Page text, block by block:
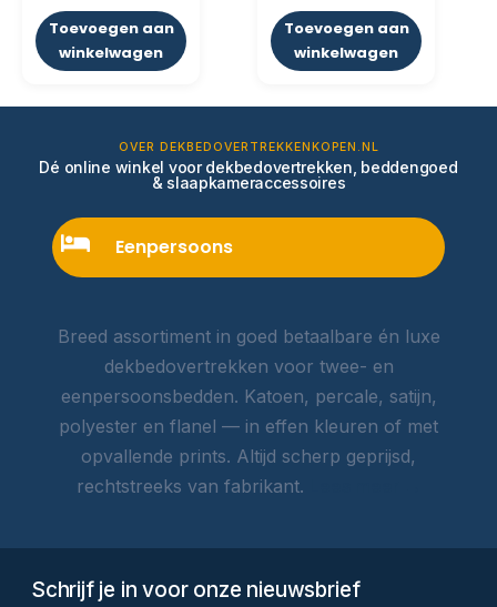
Toevoegen aan
winkelwagen
Toevoegen aan
winkelwagen
OVER DEKBEDOVERTREKKENKOPEN.NL
Dé online winkel voor dekbedovertrekken, beddengoed
& slaapkameraccessoires
Eenpersoons
Breed assortiment in goed betaalbare én luxe
dekbedovertrekken voor twee- en
eenpersoonsbedden. Katoen, percale, satijn,
polyester en flanel — in effen kleuren of met
opvallende prints. Altijd scherp geprijsd,
rechtstreeks van fabrikant.
Schrijf je in voor onze nieuwsbrief